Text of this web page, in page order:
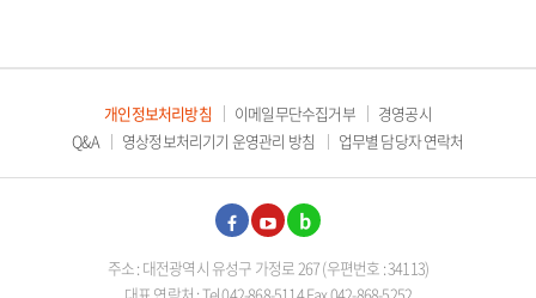
개인정보처리방침 이메일무단수집거부
경영공시
Q&A
영상정보처리기기 운영관리 방침 업무별 담당자 연락처
스북
브
그
주소 : 대전광역시 유성구 가정로 267 (우편번호 : 34113)